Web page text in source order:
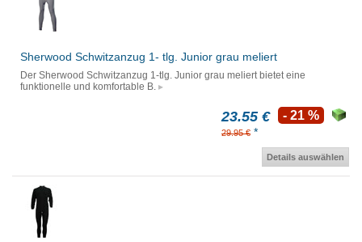
Sherwood Schwitzanzug 1- tlg. Junior grau meliert
Der Sherwood Schwitzanzug 1-tlg. Junior grau meliert bietet eine
funktionelle und komfortable B.
23.55 €
29.95 € *
- 21 %
Details auswählen